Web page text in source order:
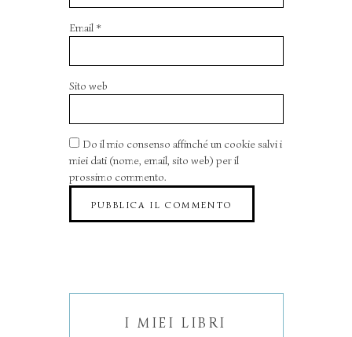
Email *
Sito web
Do il mio consenso affinché un cookie salvi i
miei dati (nome, email, sito web) per il
prossimo commento.
I MIEI LIBRI